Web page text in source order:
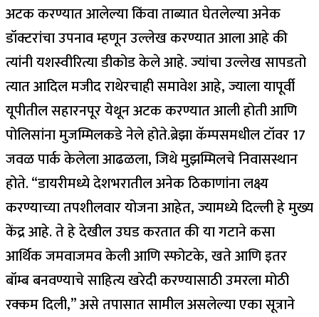
अटक करण्यात आलेल्या किंवा ताब्यात घेतलेल्या अनेक
डॉक्टरांचा उपनाव म्हणून उल्लेख करण्यात आला आहे की
त्यांनी यशस्वीरित्या डीकोड केले आहे. ज्यांचा उल्लेख सापडतो
त्यात आदिल मजीद राथेरचाही समावेश आहे, ज्याला यापूर्वी
यूपीतील सहारनपूर येथून अटक करण्यात आली होती आणि
पोलिसांना मुजम्मिलकडे नेले होते.ब्रेझा कॅम्पसमधील टॉवर 17
जवळ पार्क केलेला आढळला, जिथे मुझम्मिलचे निवासस्थान
होते. “डायरीमध्ये देशभरातील अनेक ठिकाणांना लक्ष्य
करण्याच्या तपशीलवार योजना आहेत, ज्यामध्ये दिल्ली हे मुख्य
केंद्र आहे.ते हे देखील उघड करतात की या गटाने कसा
आर्थिक जमवाजमव केली आणि स्फोटके, खते आणि इतर
बॉम्ब बनवण्याचे साहित्य खरेदी करण्यासाठी उमरला मोठी
रक्कम दिली,” असे तपासात सामील असलेल्या एका सूत्राने